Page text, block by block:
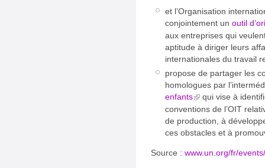
et l’Organisation
conjointement un outil
aux entreprises qui
aptitude à diriger leurs
internationales du travail
propose de partager les
homologues par
enfants
qui vise à
conventions de l’OIT
de production, à
ces obstacles et à
Source : www.un.org/fr/